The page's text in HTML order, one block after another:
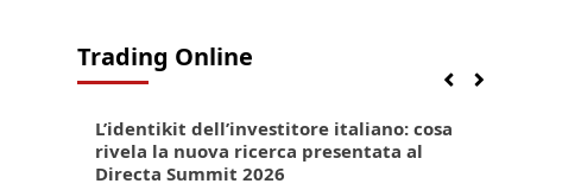
Trading Online
Finanza Lifestyle Trading online
L’identikit dell’investitore italiano: cosa
rivela la nuova ricerca presentata al
Directa Summit 2026